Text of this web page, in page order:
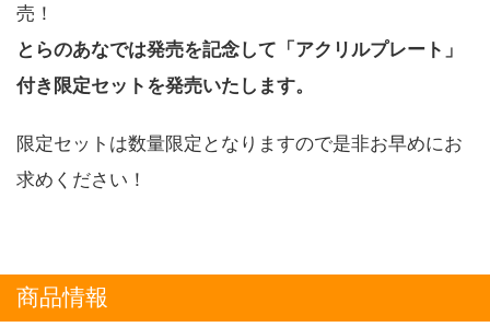
売！
とらのあなでは発売を記念して「アクリルプレート」
付き限定セットを発売いたします。
限定セットは数量限定となりますので是非お早めにお
求めください！
商品情報